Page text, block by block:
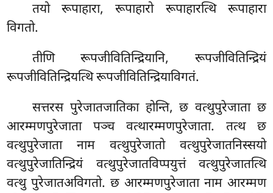
तयो रूपाहारा, रूपाहारो रूपाहारत्थि रूपाहारा
विगतो.
तीणि रूपजीवितिन्द्रियानि, रूपजीवितिन्द्रियं
रूपजीवितिन्द्रियत्थि रूपजीवितिन्द्रियाविगतं.
सत्तरस पुरेजातजातिका होन्ति, छ वत्थुपुरेजाता छ
आरम्मणपुरेजाता पञ्च वत्थारम्मणपुरेजाता. तत्थ छ
वत्थुपुरेजाता नाम वत्थुपुरेजातो वत्थुपुरेजातनिस्सयो
वत्थुपुरेजातिन्द्रियं वत्थुपुरेजातविप्पयुत्तं वत्थुपुरेजातत्थि
वत्थु पुरेजातअविगतो. छ आरम्मणपुरेजाता नाम आरम्मण